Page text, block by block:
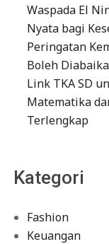
Waspada El
Nyata bagi
Peringatan
Boleh
Link TKA SD
Matematika
Terlengkap
Kategori
Fashion
Keuangan